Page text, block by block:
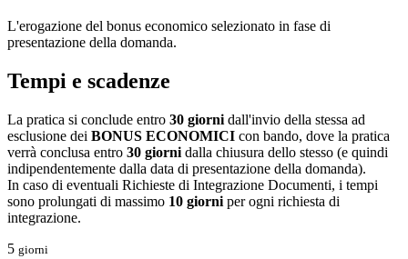
L'erogazione del bonus economico selezionato in fase di
presentazione della domanda.
Tempi e scadenze
La pratica si conclude entro 30 giorni dall'invio della stessa ad
esclusione dei BONUS ECONOMICI con bando, dove la pratica
verrà conclusa entro 30 giorni dalla chiusura dello stesso (e quindi
indipendentemente dalla data di presentazione della domanda).
In caso di eventuali Richieste di Integrazione Documenti, i tempi
sono prolungati di massimo 10 giorni per ogni richiesta di
integrazione.
5 giorni